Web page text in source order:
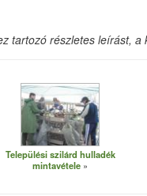
tartozó részletes leírást, a
Települési szilárd hulladék
mintavétele